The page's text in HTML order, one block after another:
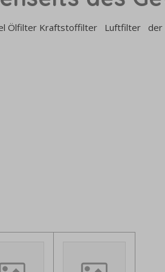
Ölfilter Kraftstoffilter Luftfilter der